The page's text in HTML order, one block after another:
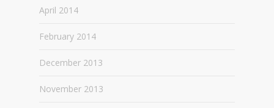
April 2014
February 2014
December 2013
November 2013